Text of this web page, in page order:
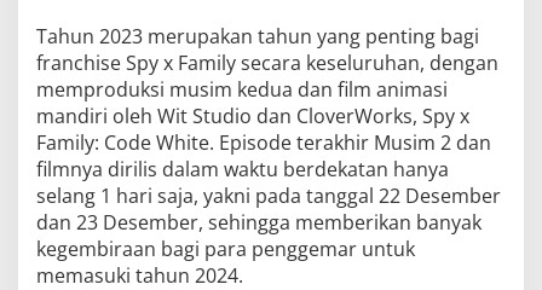
Tahun 2023 merupakan tahun yang penting bagi
franchise Spy x Family secara keseluruhan, dengan
memproduksi musim kedua dan film animasi
mandiri oleh Wit Studio dan CloverWorks, Spy x
Family: Code White. Episode terakhir Musim 2 dan
filmnya dirilis dalam waktu berdekatan hanya
selang 1 hari saja, yakni pada tanggal 22 Desember
dan 23 Desember, sehingga memberikan banyak
kegembiraan bagi para penggemar untuk
memasuki tahun 2024.